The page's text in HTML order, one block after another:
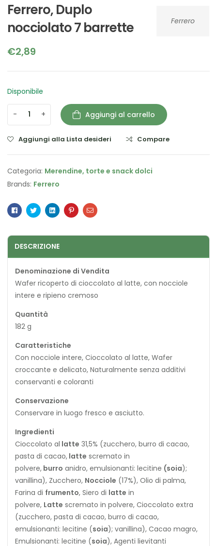
Ferrero
Ferrero, Duplo
nocciolato 7 barrette
€2,89
Disponibile
- + Aggiungi al carrello
Aggiungi alla Lista desideri Compare
Categoria: Merendine, torte e snack dolci
Brands: Ferrero
Facebook
TwitterLinkedinPinterestEmail
DESCRIZIONE
Denominazione di Vendita
Wafer ricoperto di cioccolato al latte, con nocciole
intere e ripieno cremoso
Quantità
182 g
Caratteristiche
Con nocciole intere, Cioccolato al latte, Wafer
croccante e delicato, Naturalmente senza additivi
conservanti e coloranti
Conservazione
Conservare in luogo fresco e asciutto.
Ingredienti
Cioccolato al latte 31,5% (zucchero, burro di cacao,
pasta di cacao, latte scremato in
polvere, burro anidro, emulsionanti: lecitine (soia);
vanillina), Zucchero, Nocciole (17%), Olio di palma,
Farina di frumento, Siero di latte in
polvere, Latte scremato in polvere, Cioccolato extra
(zucchero, pasta di cacao, burro di cacao,
emulsionanti: lecitine (soia); vanillina), Cacao magro,
Emulsionanti: lecitine (soia), Agenti lievitanti